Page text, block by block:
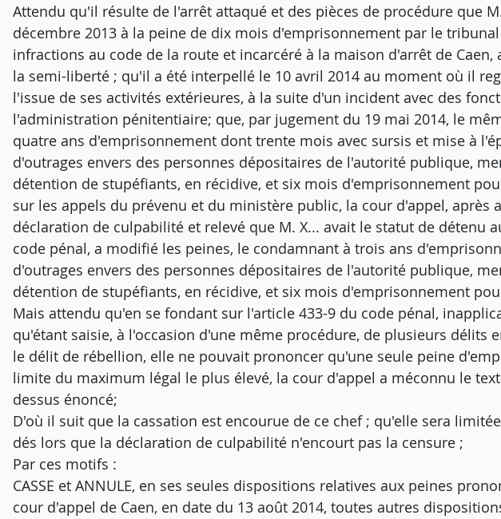
Attendu qu'il résulte de l'arrêt attaqué et des pièces de procédure que
décembre 2013 à la peine de dix mois d'emprisonnement par le
infractions au code de la route et incarcéré à la maison d'arrêt de Caen,
la semi-liberté ; qu'il a été interpellé le 10 avril 2014 au moment où il
l'issue de ses activités extérieures, à la suite d'un incident avec des
l'administration pénitentiaire; que, par jugement du 19 mai 2014, le
quatre ans d'emprisonnement dont trente mois avec sursis et mise à
d'outrages envers des personnes dépositaires de l'autorité publique,
détention de stupéfiants, en récidive, et six mois d'emprisonnement
sur les appels du prévenu et du ministère public, la cour d'appel, après
déclaration de culpabilité et relevé que M. X... avait le statut de détenu
code pénal, a modifié les peines, le condamnant à trois ans
d'outrages envers des personnes dépositaires de l'autorité publique,
détention de stupéfiants, en récidive, et six mois d'emprisonnement
Mais attendu qu'en se fondant sur l'article 433-9 du code pénal,
qu'étant saisie, à l'occasion d'une même procédure, de plusieurs délits
le délit de rébellion, elle ne pouvait prononcer qu'une seule peine
limite du maximum légal le plus élevé, la cour d'appel a méconnu le
dessus énoncé;
D'où il suit que la cassation est encourue de ce chef ; qu'elle sera
dés lors que la déclaration de culpabilité n'encourt pas la censure ;
Par ces motifs :
CASSE et ANNULE, en ses seules dispositions relatives aux peines
cour d'appel de Caen, en date du 13 août 2014, toutes autres